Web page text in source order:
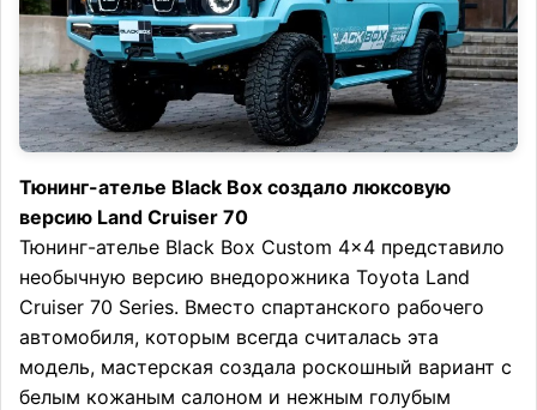
Тюнинг-ателье Black Box создало люксовую
версию Land Cruiser 70
Тюнинг-ателье Black Box Custom 4×4 представило
необычную версию внедорожника Toyota Land
Cruiser 70 Series. Вместо спартанского рабочего
автомобиля, которым всегда считалась эта
модель, мастерская создала роскошный вариант с
белым кожаным салоном и нежным голубым